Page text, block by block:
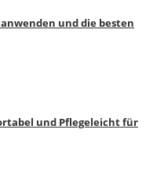
und die besten
und Pflegeleicht für